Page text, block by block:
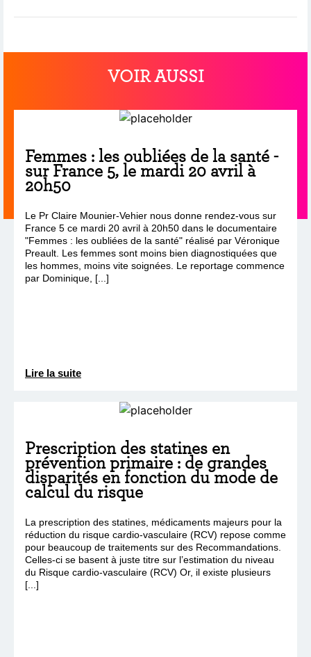
VOIR AUSSI
Femmes : les oubliées de la santé -
sur France 5, le mardi 20 avril à
20h50
Le Pr Claire Mounier-Vehier nous donne rendez-vous sur
France 5 ce mardi 20 avril à 20h50 dans le documentaire
"Femmes : les oubliées de la santé" réalisé par Véronique
Preault. Les femmes sont moins bien diagnostiquées que
les hommes, moins vite soignées. Le reportage commence
par Dominique, [...]
Lire la suite
Prescription des statines en
prévention primaire : de grandes
disparités en fonction du mode de
calcul du risque
La prescription des statines, médicaments majeurs pour la
réduction du risque cardio-vasculaire (RCV) repose comme
pour beaucoup de traitements sur des Recommandations.
Celles-ci se basent à juste titre sur l’estimation du niveau
du Risque cardio-vasculaire (RCV) Or, il existe plusieurs
[...]